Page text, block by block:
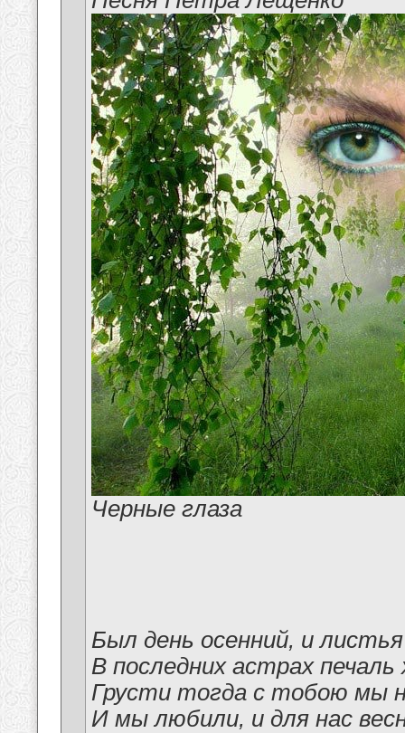
Черные глаза
Был день осенний, и
В последних астрах
Грусти тогда с тобою мы
И мы любили, и для нас